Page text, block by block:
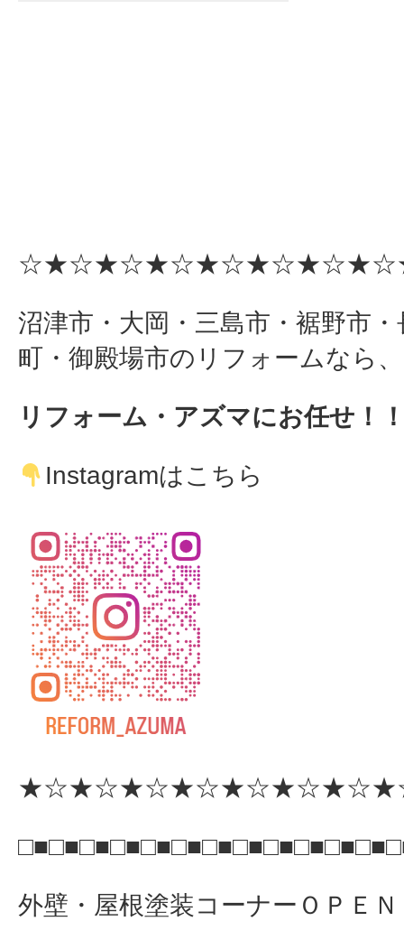
沼津市・大岡・三島市・裾野市
町・御殿場市のリフォームなら、
リフォーム・アズマにお任せ！
Instagramはこちら
外壁・屋根塗装コーナーＯＰＥ